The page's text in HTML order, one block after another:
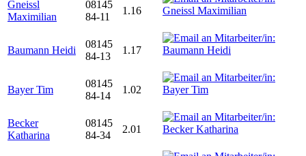
Gneissl
Maximilian
08145
84-11
1.16
Baumann Heidi
08145
84-13
1.17
Bayer Tim
08145
84-14
1.02
Becker
Katharina
08145
84-34
2.01